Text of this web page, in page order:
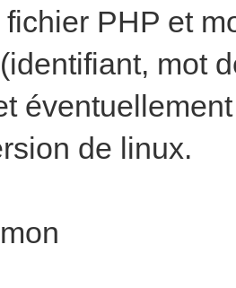
PHP et
mot
de linux.